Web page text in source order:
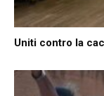
Uniti contro la